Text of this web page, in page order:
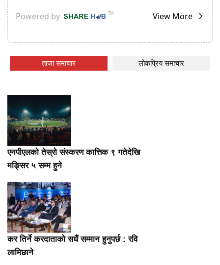
ताजा समाचार लोकप्रिय समाचार
एनपीएलको तेस्रो संस्करण कात्तिक ९ गतेदेखि
मङ्सिर ५ सम्म हुने
कर तिर्ने करदाताको सधैं सम्मान हुनुपर्छ : रवि
लामिछाने